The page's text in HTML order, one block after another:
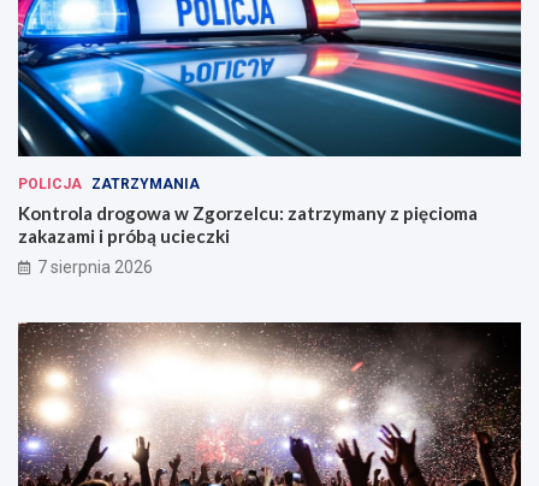
POLICJA ZATRZYMANIA
Kontrola drogowa w Zgorzelcu: zatrzymany z pięcioma
zakazami i próbą ucieczki
7 sierpnia 2026